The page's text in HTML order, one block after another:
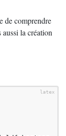
de comprendre
la création